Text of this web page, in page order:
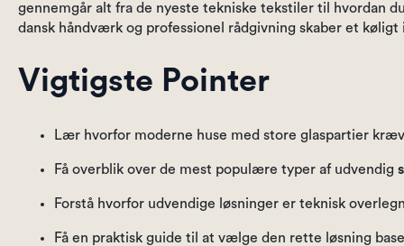
gennemgår alt fra de nyeste tekniske tekstiler til hvordan
dansk håndværk og professionel rådgivning skaber et
Vigtigste Pointer
Lær hvorfor moderne huse med store glaspartier
Få overblik over de mest populære typer af udvendig
Forstå hvorfor udvendige løsninger er teknisk
Få en praktisk guide til at vælge den rette løsning